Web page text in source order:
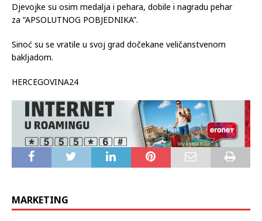
Djevojke su osim medalja i pehara, dobile i nagradu pehar
za “APSOLUTNOG POBJEDNIKA”.
Sinoć su se vratile u svoj grad dočekane veličanstvenom
bakljadom.
HERCEGOVINA24
MARKETING